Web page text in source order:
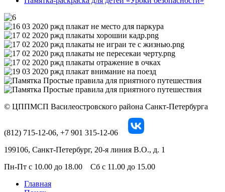
© ЦППМСП Василеостровского района Санкт‑Петербурга
(812) 715-12-06, +7 901 315-12-06
199106, Санкт-Петербург, 20-я линия В.О., д. 1
Пн-Пт с 10.00 до 18.00 Сб с 11.00 до 15.00
Главная